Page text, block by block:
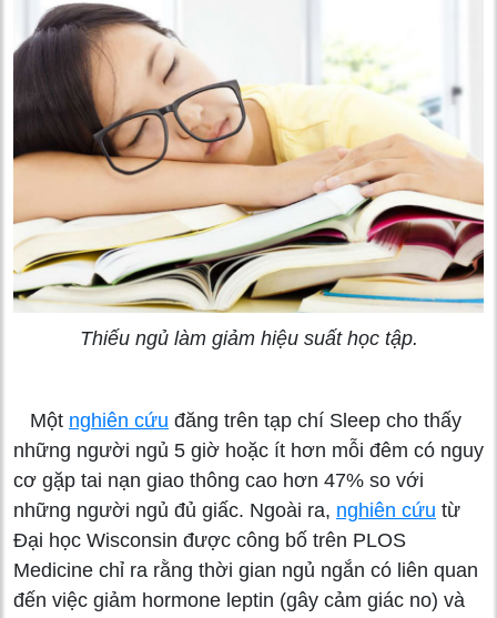
Thiếu ngủ làm giảm hiệu suất học tập.
Một nghiên cứu đăng trên tạp chí Sleep cho thấy
những người ngủ 5 giờ hoặc ít hơn mỗi đêm có nguy
cơ gặp tai nạn giao thông cao hơn 47% so với
những người ngủ đủ giấc. Ngoài ra, nghiên cứu từ
Đại học Wisconsin được công bố trên PLOS
Medicine chỉ ra rằng thời gian ngủ ngắn có liên quan
đến việc giảm hormone leptin (gây cảm giác no) và